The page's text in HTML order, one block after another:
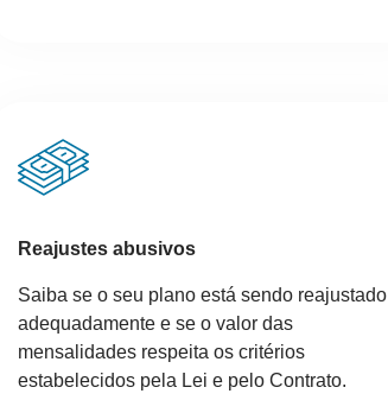
Reajustes abusivos
Saiba se o seu plano está sendo reajustado
adequadamente e se o valor das
mensalidades respeita os critérios
estabelecidos pela Lei e pelo Contrato.